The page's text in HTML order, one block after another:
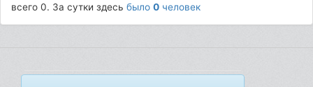
всего 0. За сутки здесьбыло0 человек